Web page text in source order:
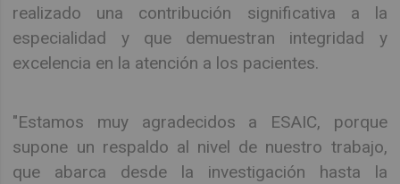
realizado una contribución significativa a la
especialidad y que demuestran integridad y
excelencia en la atención a los pacientes.
"Estamos muy agradecidos a ESAIC, porque
supone un respaldo al nivel de nuestro trabajo,
que abarca desde la investigación hasta la